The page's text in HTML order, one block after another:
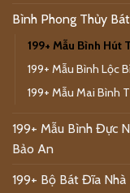
Bình Phong Thủy
199+ Mẫu Bình Hút
199+ Mẫu Bình Lộc
199+ Mẫu Mai Bình
199+ Mẫu Bình Đực
Bảo An
199+ Bộ Bát Đĩa